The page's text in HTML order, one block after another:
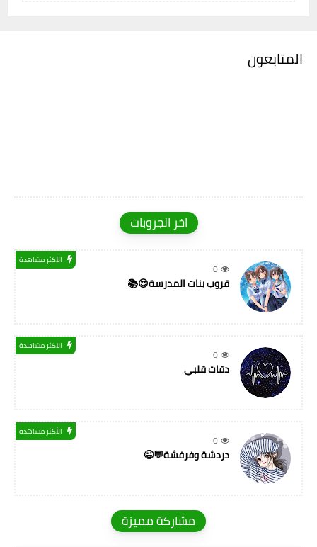
المتابعون
اخر الجروبات
0
الأكثر مشاهدة
قروب بنات المدرسة😍📚
0
الأكثر مشاهدة
دقات قلبي
0
الأكثر مشاهدة
دردشة وفرفشة💬😉
مشاركة مميزة